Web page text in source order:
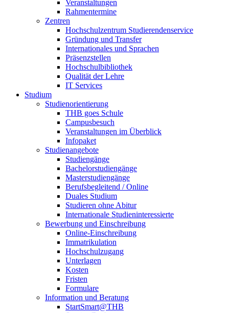
Veranstaltungen
Rahmentermine
Zentren
Hochschulzentrum Studierendenservice
Gründung und Transfer
Internationales und Sprachen
Präsenzstellen
Hochschulbibliothek
Qualität der Lehre
IT Services
Studium
Studienorientierung
THB goes Schule
Campusbesuch
Veranstaltungen im Überblick
Infopaket
Studienangebote
Studiengänge
Bachelorstudiengänge
Masterstudiengänge
Berufsbegleitend / Online
Duales Studium
Studieren ohne Abitur
Internationale Studieninteressierte
Bewerbung und Einschreibung
Online-Einschreibung
Immatrikulation
Hochschulzugang
Unterlagen
Kosten
Fristen
Formulare
Information und Beratung
StartSmart@THB